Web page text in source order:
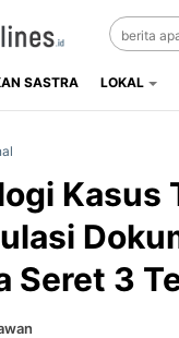
Sejarah & Budaya
SASTRA LOKAL
Kasus
Seret 3